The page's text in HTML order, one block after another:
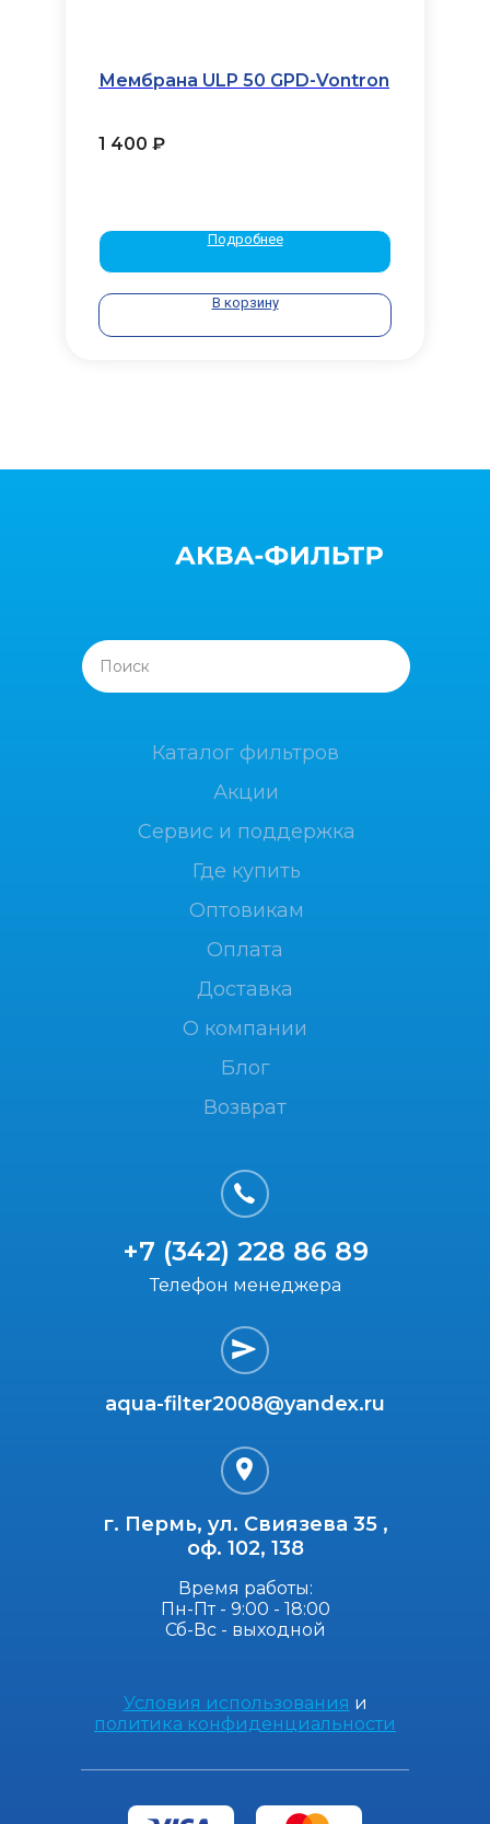
Мембрана ULP 50 GPD-Vontron
1 400 ₽
Подробнее
В корзину
Поиск
+7 (342) 228 86 89
aqua-filter2008@yandex.ru
г. Пермь, ул. Свиязева 35 ,
оф. 102, 138
Телефон менеджера
Время работы:
Пн-Пт - 9:00 - 18:00
Сб-Вс - выходной
Условия использования и
политика конфиденциальности
Каталог фильтров
Оплата
Доставка
О компании
Блог
Возврат
Акции
Сервис и поддержка
Где купить
Оптовикам